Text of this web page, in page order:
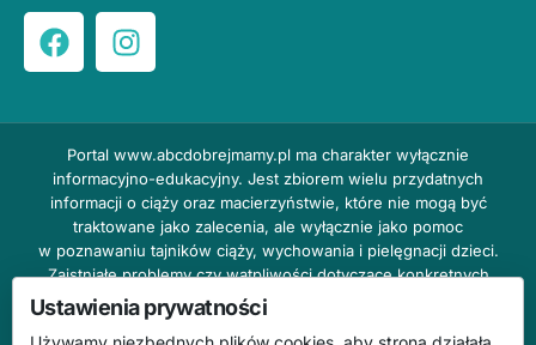
Portal www.abcdobrejmamy.pl ma charakter wyłącznie
informacyjno-edukacyjny. Jest zbiorem wielu przydatnych
informacji o ciąży oraz macierzyństwie, które nie mogą być
traktowane jako zalecenia, ale wyłącznie jako pomoc
w poznawaniu tajników ciąży, wychowania i pielęgnacji dzieci.
Zaistniałe problemy czy wątpliwości dotyczące konkretnych
przypadków należy bezzwłocznie konsultować z prowadzącym
lekarzem ginekologiem lub innym stosownym specjalistą w danej
Ustawienia prywatności